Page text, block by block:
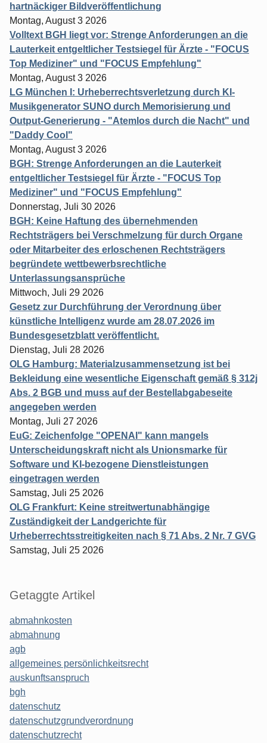
hartnäckiger Bildveröffentlichung
Montag, August 3 2026
Volltext BGH liegt vor: Strenge Anforderungen an die
Lauterkeit entgeltlicher Testsiegel für Ärzte - "FOCUS
Top Mediziner" und "FOCUS Empfehlung"
Montag, August 3 2026
LG München I: Urheberrechtsverletzung durch KI-
Musikgenerator SUNO durch Memorisierung und
Output-Generierung - "Atemlos durch die Nacht" und
"Daddy Cool"
Montag, August 3 2026
BGH: Strenge Anforderungen an die Lauterkeit
entgeltlicher Testsiegel für Ärzte - "FOCUS Top
Mediziner" und "FOCUS Empfehlung"
Donnerstag, Juli 30 2026
BGH: Keine Haftung des übernehmenden
Rechtsträgers bei Verschmelzung für durch Organe
oder Mitarbeiter des erloschenen Rechtsträgers
begründete wettbewerbsrechtliche
Unterlassungsansprüche
Mittwoch, Juli 29 2026
Gesetz zur Durchführung der Verordnung über
künstliche Intelligenz wurde am 28.07.2026 im
Bundesgesetzblatt veröffentlicht.
Dienstag, Juli 28 2026
OLG Hamburg: Materialzusammensetzung ist bei
Bekleidung eine wesentliche Eigenschaft gemäß § 312j
Abs. 2 BGB und muss auf der Bestellabgabeseite
angegeben werden
Montag, Juli 27 2026
EuG: Zeichenfolge "OPENAI" kann mangels
Unterscheidungskraft nicht als Unionsmarke für
Software und KI-bezogene Dienstleistungen
eingetragen werden
Samstag, Juli 25 2026
OLG Frankfurt: Keine streitwertunabhängige
Zuständigkeit der Landgerichte für
Urheberrechtsstreitigkeiten nach § 71 Abs. 2 Nr. 7 GVG
Samstag, Juli 25 2026
Getaggte Artikel
abmahnkosten
abmahnung
agb
allgemeines persönlichkeitsrecht
auskunftsanspruch
bgh
datenschutz
datenschutzgrundverordnung
datenschutzrecht